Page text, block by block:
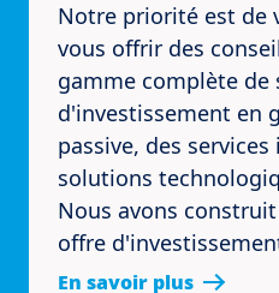
Notre priorité est de
vous offrir des
gamme complète de
d'investissement en
passive, des
solutions
Nous avons
offre
En savoir plus